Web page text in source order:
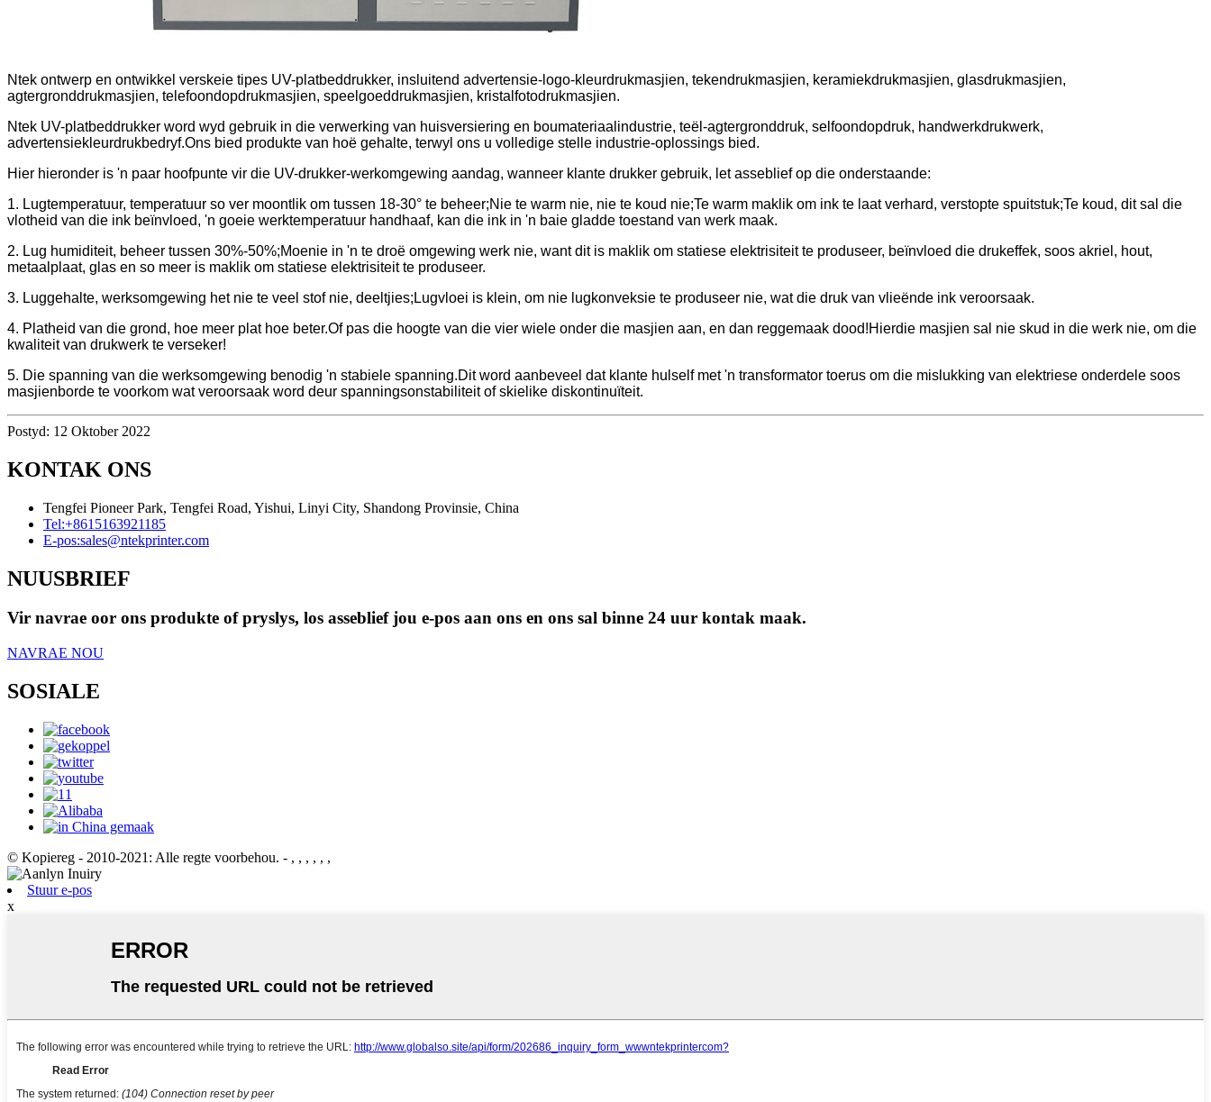
Ntek ontwerp en ontwikkel verskeie tipes UV-platbeddrukker, insluitend advertensie-logo-kleurdrukmasjien, tekendrukmasjien, keramiekdrukmasjien, glasdrukmasjien,
agtergronddrukmasjien, telefoondopdrukmasjien, speelgoeddrukmasjien, kristalfotodrukmasjien.
Ntek UV-platbeddrukker word wyd gebruik in die verwerking van huisversiering en boumateriaalindustrie, teël-agtergronddruk, selfoondopdruk, handwerkdrukwerk,
advertensiekleurdrukbedryf.Ons bied produkte van hoë gehalte, terwyl ons u volledige stelle industrie-oplossings bied.
Hier hieronder is 'n paar hoofpunte vir die UV-drukker-werkomgewing aandag, wanneer klante drukker gebruik, let asseblief op die onderstaande:
1. Lugtemperatuur, temperatuur so ver moontlik om tussen 18-30° te beheer;Nie te warm nie, nie te koud nie;Te warm maklik om ink te laat verhard, verstopte spuitstuk;Te koud, dit sal die
vlotheid van die ink beïnvloed, 'n goeie werktemperatuur handhaaf, kan die ink in 'n baie gladde toestand van werk maak.
2. Lug humiditeit, beheer tussen 30%-50%;Moenie in 'n te droë omgewing werk nie, want dit is maklik om statiese elektrisiteit te produseer, beïnvloed die drukeffek, soos akriel, hout,
metaalplaat, glas en so meer is maklik om statiese elektrisiteit te produseer.
3. Luggehalte, werksomgewing het nie te veel stof nie, deeltjies;Lugvloei is klein, om nie lugkonveksie te produseer nie, wat die druk van vlieënde ink veroorsaak.
4. Platheid van die grond, hoe meer plat hoe beter.Of pas die hoogte van die vier wiele onder die masjien aan, en dan reggemaak dood!Hierdie masjien sal nie skud in die werk nie, om die
kwaliteit van drukwerk te verseker!
5. Die spanning van die werksomgewing benodig 'n stabiele spanning.Dit word aanbeveel dat klante hulself met 'n transformator toerus om die mislukking van elektriese onderdele soos
masjienborde te voorkom wat veroorsaak word deur spanningsonstabiliteit of skielike diskontinuïteit.
Postyd: 12 Oktober 2022
KONTAK ONS
Tengfei Pioneer Park, Tengfei Road, Yishui, Linyi City, Shandong Provinsie, China
Tel:+8615163921185
E-pos:sales@ntekprinter.com
NUUSBRIEF
Vir navrae oor ons produkte of pryslys, los asseblief jou e-pos aan ons en ons sal binne 24 uur kontak maak.
NAVRAE NOU
SOSIALE
© Kopiereg - 2010-2021: Alle regte voorbehou. - , , , , , ,
Stuur e-pos
x